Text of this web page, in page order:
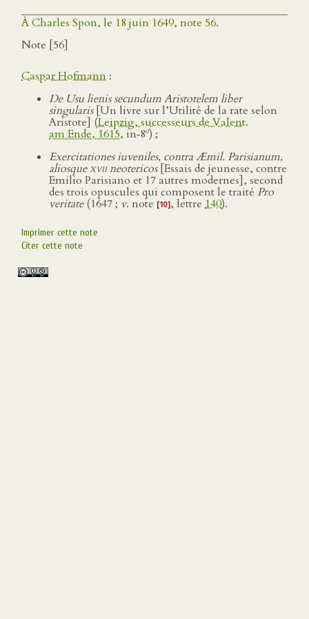
À Charles Spon, le 18 juin 1649, note 56.
Note [56]
Caspar Hofmann :
De Usu lienis secundum Aristotelem liber
singularis[Un livre sur l’Utilité de la rate selon
Aristote] (Leipzig, successeurs de Valent.
am Ende, 1615, in‑8o) ;
Exercitationes iuveniles, contra Æmil. Parisianum,
aliosquexviineotericos[Essais de jeunesse, contre
Emilio Parisiano et 17 autres modernes], second
des trois opuscules qui composent le traité Pro
veritate(1647 ; v. note [10], lettre 140).
Imprimer cette note
Citer cette note